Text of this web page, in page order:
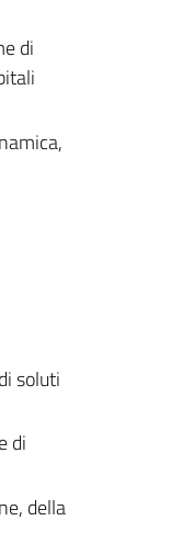
di
soluti
di
della